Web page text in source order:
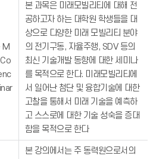
M
본 과목은 미래모빌리티에 대해 전
공하고자 하는 대학원 학생들을 대
상으로 다양한 미래 모빌리티 분야
의 전기구동, 자율주행, SDV 등의
최신 기술개발 동향에 대한 세미나
를 목적으로 한다. 미래모빌리티에
서 일어난 첨단 및 융합기술에 대한
고찰을 통해서 미래 기술을 예측하
고 스스로에 대한 기술 성숙을 증대
함을 목적으로 한다
본 강의에서는 주 동력원으로서의